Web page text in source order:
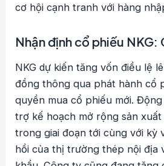
cơ hội cạnh tranh với hàng
Nhận định cổ phiếu NKG:
NKG dự kiến tăng vốn điều lệ
đồng thông qua phát hành cổ
quyền mua cổ phiếu mới.
trợ kế hoạch mở rộng sản xuất
trong giai đoạn tới cùng với kỳ
hồi của thị trường thép nội địa